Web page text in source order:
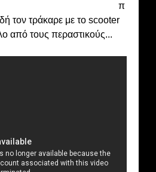
π
τον τράκαρε με το scooter
από τους περαστικούς...